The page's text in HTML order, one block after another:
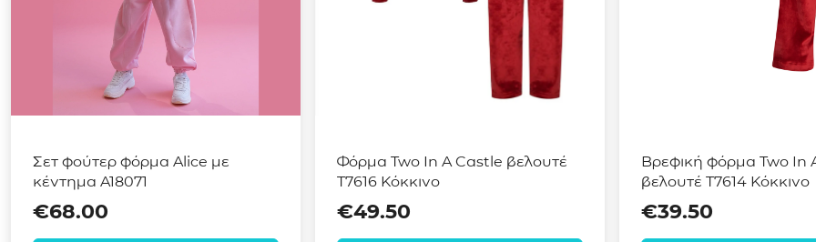
Σετ φούτερ φόρμα Alice με
κέντημα A18071
€68.00
Φόρμα Two In A Castle βελουτέ
T7616 Κόκκινο
€49.50
Βρεφική φόρμα Two In
βελουτέ T7614 Κόκκινο
€39.50